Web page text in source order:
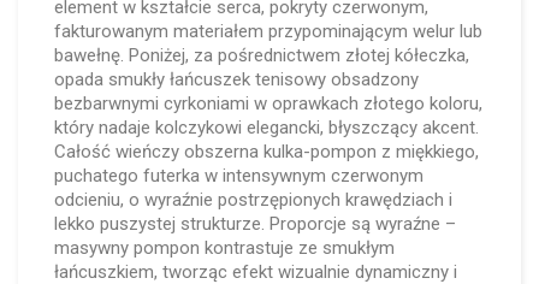
element w kształcie serca, pokryty czerwonym,
fakturowanym materiałem przypominającym welur lub
bawełnę. Poniżej, za pośrednictwem złotej kółeczka,
opada smukły łańcuszek tenisowy obsadzony
bezbarwnymi cyrkoniami w oprawkach złotego koloru,
który nadaje kolczykowi elegancki, błyszczący akcent.
Całość wieńczy obszerna kulka-pompon z miękkiego,
puchatego futerka w intensywnym czerwonym
odcieniu, o wyraźnie postrzępionych krawędziach i
lekko puszystej strukturze. Proporcje są wyraźne –
masywny pompon kontrastuje ze smukłym
łańcuszkiem, tworząc efekt wizualnie dynamiczny i